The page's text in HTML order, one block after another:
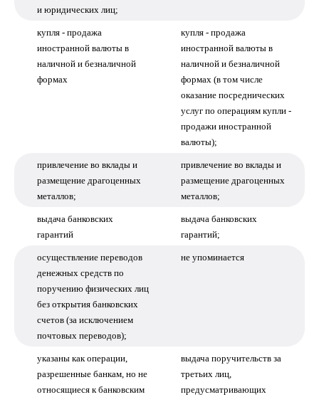
и юридических лиц;
купля - продажа
иностранной валюты в
наличной и безналичной
формах
купля - продажа
иностранной валюты в
наличной и безналичной
формах (в том числе
оказание посреднических
услуг по операциям купли -
продажи иностранной
валюты);
привлечение во вклады и
размещение драгоценных
металлов;
привлечение во вклады и
размещение драгоценных
металлов;
выдача банковских
гарантий
выдача банковских
гарантий;
осуществление переводов
денежных средств по
поручению физических лиц
без открытия банковских
счетов (за исключением
почтовых переводов);
не упоминается
указаны как операции,
разрешенные банкам, но не
относящиеся к банковским
выдача поручительств за
третьих лиц,
предусматривающих